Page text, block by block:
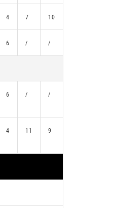
4 7 10
6 / /
6 / /
4 11 9